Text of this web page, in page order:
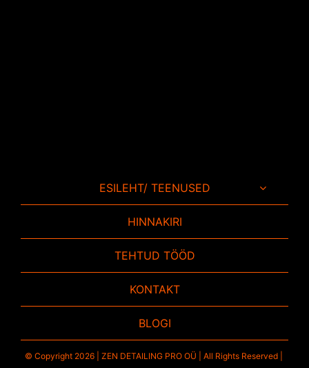
ESILEHT/ TEENUSED
HINNAKIRI
TEHTUD TÖÖD
KONTAKT
BLOGI
© Copyright 2026 | ZEN DETAILING PRO OÜ | All Rights Reserved |